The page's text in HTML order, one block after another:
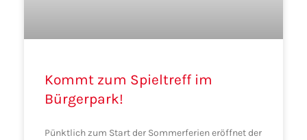
Kommt zum Spieltreff im
Bürgerpark!
Pünktlich zum Start der Sommerferien eröffnet der